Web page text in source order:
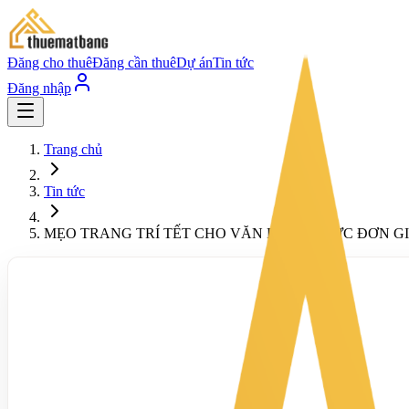
Đăng cho thuêĐăng cần thuêDự ánTin tức
Đăng nhập
Trang chủ
Tin tức
MẸO TRANG TRÍ TẾT CHO VĂN PHÒNG CỰC ĐƠN